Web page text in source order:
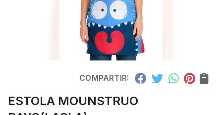
COMPARTIR:
ESTOLA MOUNSTRUO